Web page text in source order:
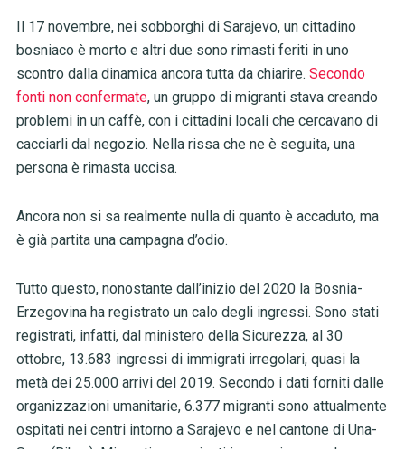
Il 17 novembre, nei sobborghi di Sarajevo, un cittadino
bosniaco è morto e altri due sono rimasti feriti in uno
scontro dalla dinamica ancora tutta da chiarire. Secondo
fonti non confermate, un gruppo di migranti stava creando
problemi in un caffè, con i cittadini locali che cercavano di
cacciarli dal negozio. Nella rissa che ne è seguita, una
persona è rimasta uccisa.
Ancora non si sa realmente nulla di quanto è accaduto, ma
è già partita una campagna d’odio.
Tutto questo, nonostante dall’inizio del 2020 la Bosnia-
Erzegovina ha registrato un calo degli ingressi. Sono stati
registrati, infatti, dal ministero della Sicurezza, al 30
ottobre, 13.683 ingressi di immigrati irregolari, quasi la
metà dei 25.000 arrivi del 2019. Secondo i dati forniti dalle
organizzazioni umanitarie, 6.377 migranti sono attualmente
ospitati nei centri intorno a Sarajevo e nel cantone di Una-